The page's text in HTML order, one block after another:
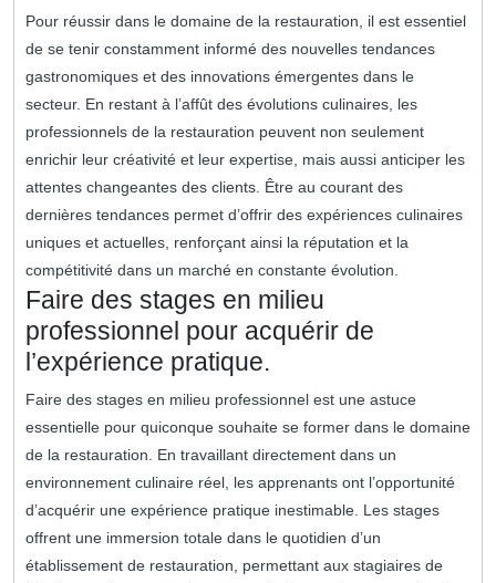
Pour réussir dans le domaine de la restauration, il est essentiel
de se tenir constamment informé des nouvelles tendances
gastronomiques et des innovations émergentes dans le
secteur. En restant à l’affût des évolutions culinaires, les
professionnels de la restauration peuvent non seulement
enrichir leur créativité et leur expertise, mais aussi anticiper les
attentes changeantes des clients. Être au courant des
dernières tendances permet d’offrir des expériences culinaires
uniques et actuelles, renforçant ainsi la réputation et la
compétitivité dans un marché en constante évolution.
Faire des stages en milieu
professionnel pour acquérir de
l’expérience pratique.
Faire des stages en milieu professionnel est une astuce
essentielle pour quiconque souhaite se former dans le domaine
de la restauration. En travaillant directement dans un
environnement culinaire réel, les apprenants ont l’opportunité
d’acquérir une expérience pratique inestimable. Les stages
offrent une immersion totale dans le quotidien d’un
établissement de restauration, permettant aux stagiaires de